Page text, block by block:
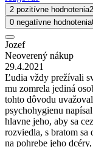
2 pozitívne hodnotenia2
0 negatívne hodnotenia
Jozef
Neoverený nákup
29.4.2021
Ľudia vždy prežívali
mu zomrela jediná
tohto dôvodu
psychohygienu
hlavne jeho, aby sa
rozviedla, s bratom
na pohrebe jeho